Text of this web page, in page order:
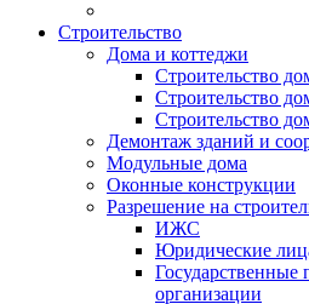
Строительство
Дома и коттеджи
Строительство
Строительство
Строительство
Демонтаж зданий и
Модульные дома
Оконные конструкции
Разрешение на
ИЖС
Юридические
Государственные
организации